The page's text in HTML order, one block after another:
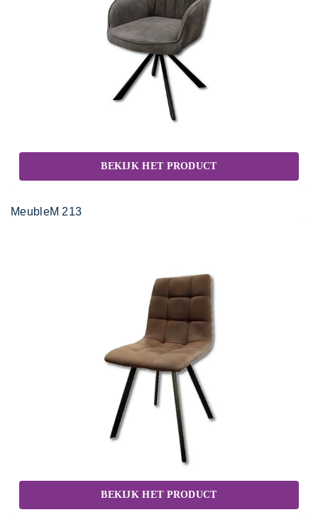
BEKIJK HET PRODUCT
MeubleM 213
BEKIJK HET PRODUCT